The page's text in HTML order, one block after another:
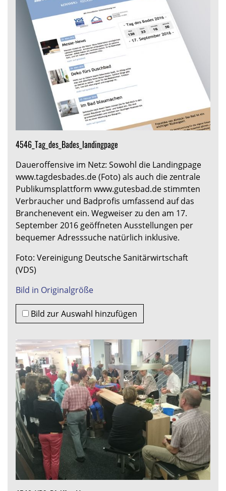
4546_Tag_des_Bades_landingpage
Daueroffensive im Netz: Sowohl die Landingpage
www.tagdesbades.de (Foto) als auch die zentrale
Publikumsplattform www.gutesbad.de stimmten
Verbraucher und Badprofis umfassend auf das
Branchenevent ein. Wegweiser zu den am 17.
September 2016 geöffneten Ausstellungen per
bequemer Adresssuche natürlich inklusive.
Foto: Vereinigung Deutsche Sanitärwirtschaft
(VDS)
Bild in Originalgröße
Bild zur Auswahl hinzufügen